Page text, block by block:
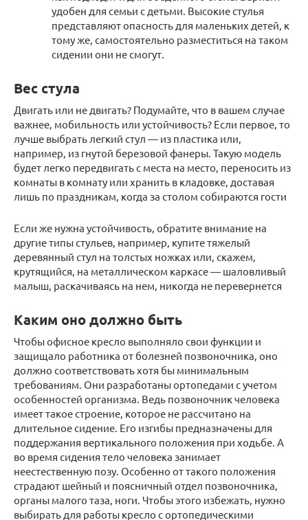
удобен для семьи с детьми. Высокие стулья
представляют опасность для маленьких детей, к
тому же, самостоятельно разместиться на таком
сидении они не смогут.
Вес стула
Двигать или не двигать? Подумайте, что в вашем случае
важнее, мобильность или устойчивость? Если первое, то
лучше выбрать легкий стул — из пластика или,
например, из гнутой березовой фанеры. Такую модель
будет легко передвигать с места на место, переносить из
комнаты в комнату или хранить в кладовке, доставая
лишь по праздникам, когда за столом собираются гости
Если же нужна устойчивость, обратите внимание на
другие типы стульев, например, купите тяжелый
деревянный стул на толстых ножках или, скажем,
крутящийся, на металлическом каркасе — шаловливый
малыш, раскачиваясь на нем, никогда не перевернется
Каким оно должно быть
Чтобы офисное кресло выполняло свои функции и
защищало работника от болезней позвоночника, оно
должно соответствовать хотя бы минимальным
требованиям. Они разработаны ортопедами с учетом
особенностей организма. Ведь позвоночник человека
имеет такое строение, которое не рассчитано на
длительное сидение. Его изгибы предназначены для
поддержания вертикального положения при ходьбе. А
во время сидения тело человека занимает
неестественную позу. Особенно от такого положения
страдают шейный и поясничный отдел позвоночника,
органы малого таза, ноги. Чтобы этого избежать, нужно
выбирать для работы кресло с ортопедическими